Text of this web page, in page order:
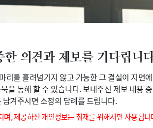
의견과 제보를 기다립니
리를 흘려넘기지 않고 가능한 그 결실이 지면
을 통해 할 수 있습니다. 보내주신 제보 내용
겨주시면 소정의 답례를 드립니다.
, 제공하신 개인정보는 취재를 위해서만 사용됩니